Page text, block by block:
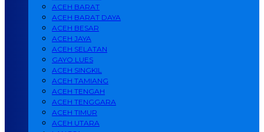
ACEH BARAT
ACEH BARAT DAYA
ACEH BESAR
ACEH JAYA
ACEH SELATAN
GAYO LUES
ACEH SINGKIL
ACEH TAMIANG
ACEH TENGAH
ACEH TENGGARA
ACEH TIMUR
ACEH UTARA